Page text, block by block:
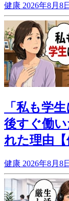
健康 2026年8月8日
「私も学
後すぐ働
れた理由【
健康 2026年8月8日